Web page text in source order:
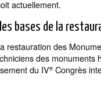
actuellement.
bases de la
restauration des
des
du IVe Congrès